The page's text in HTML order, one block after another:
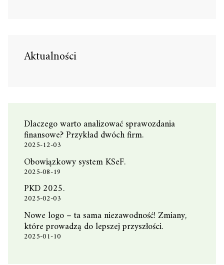
Aktualności
Dlaczego warto analizować sprawozdania
finansowe? Przykład dwóch firm.
2025-12-03
Obowiązkowy system KSeF.
2025-08-19
PKD 2025.
2025-02-03
Nowe logo – ta sama niezawodność! Zmiany,
które prowadzą do lepszej przyszłości.
2025-01-10